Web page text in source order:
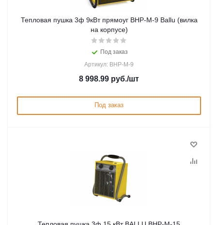
Тепловая пушка 3ф 9кВт прямоуг BHP-M-9 Ballu (вилка
на корпусе)
Под заказ
Артикул: BHP-M-9
8 998.99 руб./шт
Под заказ